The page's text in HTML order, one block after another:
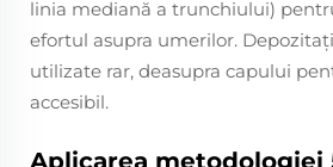
linia mediană a trunchiului)
efortul asupra umerilor.
utilizate rar, deasupra capului
accesibil.
Aplicarea metodologiei